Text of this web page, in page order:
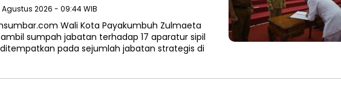
Agustus 2026 - 09:44 WIB
Wali Kota Payakumbuh Zulmaeta
sumpah jabatan terhadap 17 aparatur sipil
pada sejumlah jabatan strategis di